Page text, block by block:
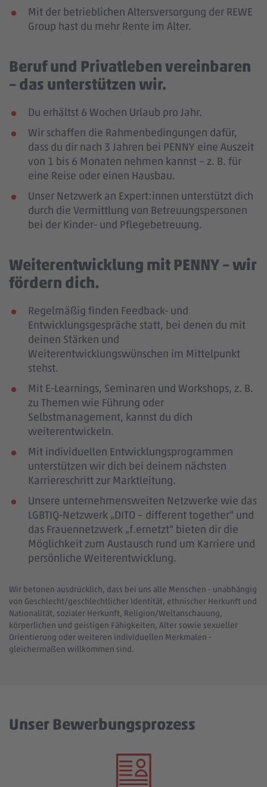
Mit der betrieblichen Altersversorgung der REWE
Group hast du mehr Rente im Alter.
Beruf und Privatleben vereinbaren
– das unterstützen wir.
Du erhältst 6 Wochen Urlaub pro Jahr.
Wir schaffen die Rahmenbedingungen dafür,
dass du dir nach 3 Jahren bei PENNY eine Auszeit
von 1 bis 6 Monaten nehmen kannst – z. B. für
eine Reise oder einen Hausbau.
Unser Netzwerk an Expert:innen unterstützt dich
durch die Vermittlung von Betreuungspersonen
bei der Kinder- und Pflegebetreuung.
Weiterentwicklung mit PENNY – wir
fördern dich.
Regelmäßig finden Feedback- und
Entwicklungsgespräche statt, bei denen du mit
deinen Stärken und
Weiterentwicklungswünschen im Mittelpunkt
stehst.
Mit E-Learnings, Seminaren und Workshops, z. B.
zu Themen wie Führung oder
Selbstmanagement, kannst du dich
weiterentwickeln.
Mit individuellen Entwicklungsprogrammen
unterstützen wir dich bei deinem nächsten
Karriereschritt zur Marktleitung.
Unsere unternehmensweiten Netzwerke wie das
LGBTIQ-Netzwerk „DITO – different together“ und
das Frauennetzwerk „f.ernetzt“ bieten dir die
Möglichkeit zum Austausch rund um Karriere und
persönliche Weiterentwicklung.
Wir betonen ausdrücklich, dass bei uns alle Menschen - unabhängig
von Geschlecht/geschlechtlicher Identität, ethnischer Herkunft und
Nationalität, sozialer Herkunft, Religion/Weltanschauung,
körperlichen und geistigen Fähigkeiten, Alter sowie sexueller
Orientierung oder weiteren individuellen Merkmalen -
gleichermaßen willkommen sind.
Unser Bewerbungsprozess